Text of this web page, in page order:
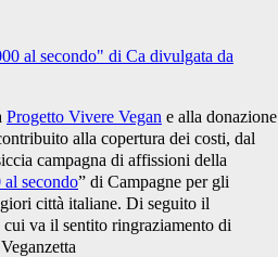
Progetto Vivere Vegan e alla donazione
alla copertura dei costi, dal
campagna di affissioni della
al secondo” di Campagne per gli
città italiane. Di seguito il
va il sentito ringraziamento di